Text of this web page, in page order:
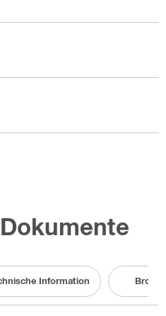
Information